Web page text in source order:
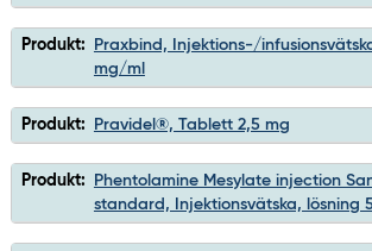
Produkt:
Praxbind, Injektions-/
mg/ml
Produkt: Pravidel®, Tablett 2,5 mg
Produkt:
Phentolamine Mesylate injection
standard, Injektionsvätska, lösning